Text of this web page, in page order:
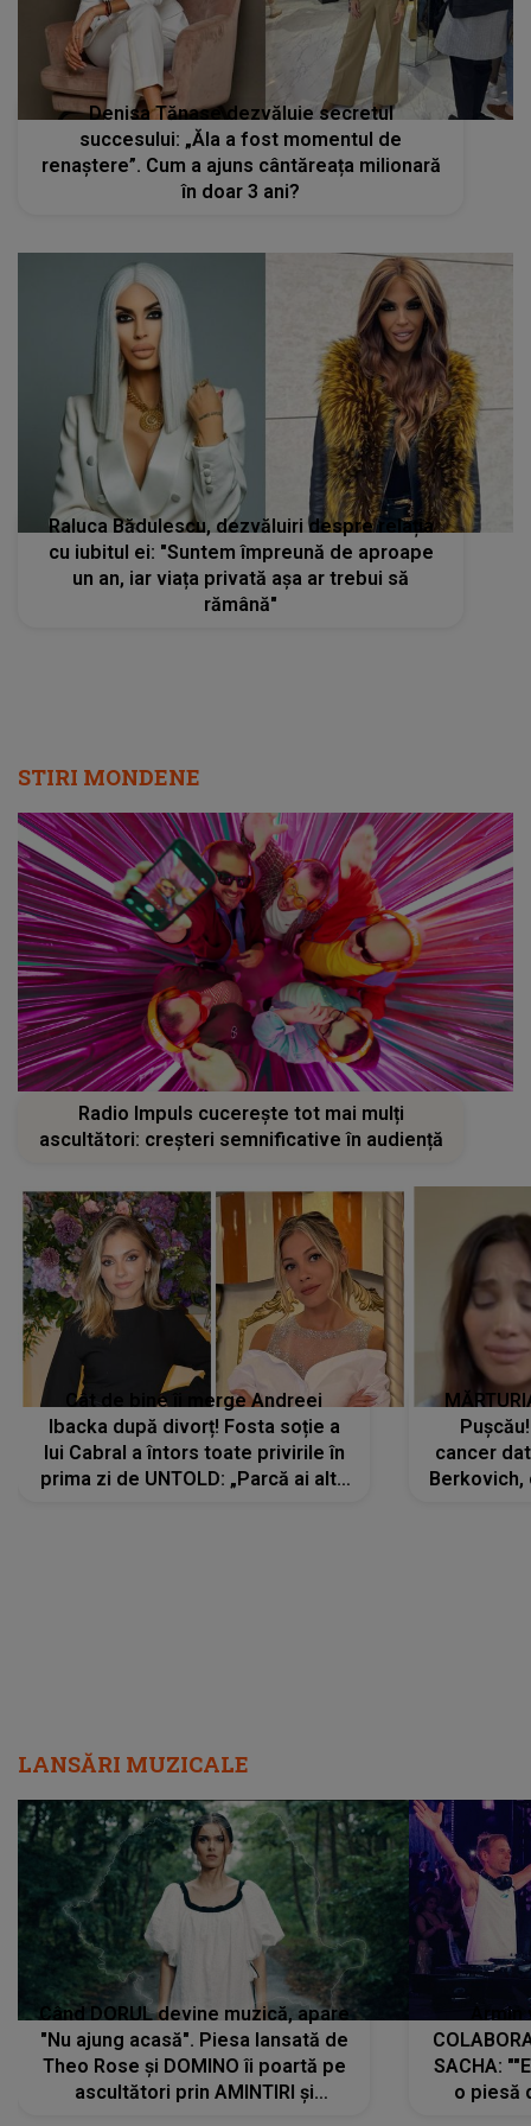
Denisa Tănase dezvăluie secretul
succesului: „Ăla a fost momentul de
renaștere”. Cum a ajuns cântăreața milionară
în doar 3 ani?
Raluca Bădulescu, dezvăluiri despre relația
cu iubitul ei: "Suntem împreună de aproape
un an, iar viața privată așa ar trebui să
rămână"
STIRI MONDENE
Radio Impuls cucerește tot mai mulți
ascultători: creșteri semnificative în audiență
Cât de bine îi merge Andreei
Ibacka după divorț! Fosta soție a
lui Cabral a întors toate privirile în
prima zi de UNTOLD: „Parcă ai altă
cancer
Berkovich,
LANSĂRI MUZICALE
Când DORUL devine muzică, apare
"Nu ajung acasă". Piesa lansată de
Theo Rose și DOMINO îi poartă pe
ascultători prin AMINTIRI și
SACHA:
o piesă